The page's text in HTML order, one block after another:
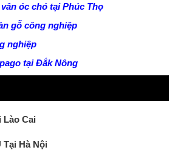
óc chó tại Phúc Thọ
gỗ công nghiệp
nghiệp
tại Đắk Nông
Cai
Tại Hà Nội